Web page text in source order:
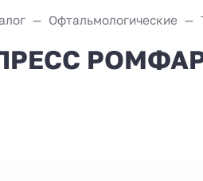
Офтальмологические